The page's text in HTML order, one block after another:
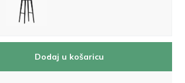
Dodaj u košaricu